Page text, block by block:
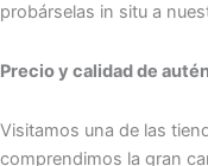
probárselas in situ a
Precio y calidad de
Visitamos una de las
comprendimos la gran